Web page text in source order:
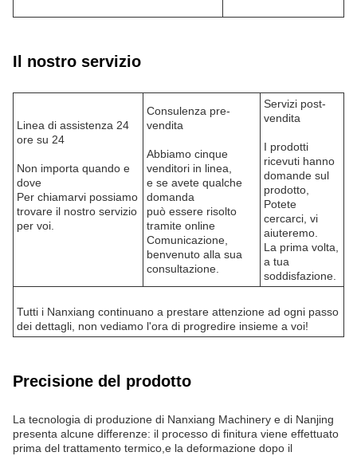
Il nostro servizio
Linea di assistenza 24
ore su 24
Non importa quando e
dove
Per chiamarvi possiamo
trovare il nostro servizio
per voi.
Consulenza pre-
vendita
Abbiamo cinque
venditori in linea,
e se avete qualche
domanda
può essere risolto
tramite online
Comunicazione,
benvenuto alla sua
consultazione.
Servizi post-
vendita
I prodotti
ricevuti hanno
domande sul
prodotto,
Potete
cercarci, vi
aiuteremo.
La prima volta,
a tua
soddisfazione.
Tutti i Nanxiang continuano a prestare attenzione ad ogni passo
dei dettagli, non vediamo l'ora di progredire insieme a voi!
Precisione del prodotto
La tecnologia di produzione di Nanxiang Machinery e di Nanjing
presenta alcune differenze: il processo di finitura viene effettuato
prima del trattamento termico,e la deformazione dopo il